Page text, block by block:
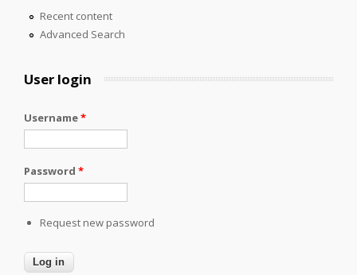
Recent content
Advanced Search
User login
Username*
Password *
Request new password